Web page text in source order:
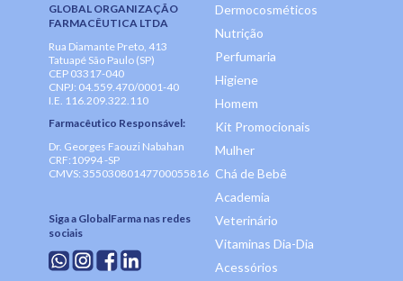
GLOBAL ORGANIZAÇÃO
FARMACÊUTICA LTDA
Rua Diamante Preto, 413
Tatuapé São Paulo (SP)
CEP 03317-040
CNPJ: 04.559.470/0001-40
I.E. 116.209.322.110
Farmacêutico Responsável:
Dr. Georges Faouzi Nabahan
CRF:10994 -SP
CMVS: 35503080147700055816
Siga a GlobalFarma nas redes
sociais
Dermocosméticos
Nutrição
Perfumaria
Higiene
Homem
Kit Promocionais
Mulher
Chá de Bebê
Academia
Veterinário
Vitaminas Dia-Dia
Acessórios